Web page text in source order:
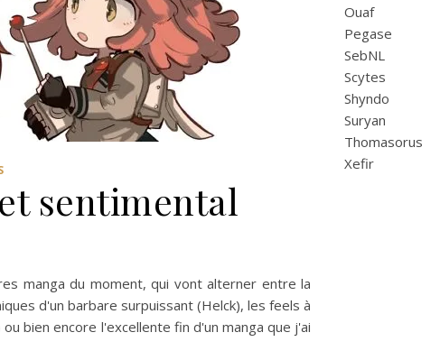
sentimental
manga du moment, qui vont alterner entre la
d'un barbare surpuissant (Helck), les feels à
bien encore l'excellente fin d'un manga que j'ai
Ouaf
Pegase
SebNL
Scytes
Shyndo
Suryan
Thomasorus
Xefir